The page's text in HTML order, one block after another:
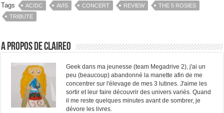
Tags AC/DC AVIS CONCERT REVIEW
THE 5 ROSIES
TRIBUTE
A propos de ClaireO
Geek dans ma jeunesse (team Megadrive 2), j'ai un
peu (beaucoup) abandonné la manette afin de me
concentrer sur l'élevage de mes 3 lutines. J'aime les
sortir et leur faire découvrir des univers variés. Quand
il me reste quelques minutes avant de sombrer, je
dévore les livres.